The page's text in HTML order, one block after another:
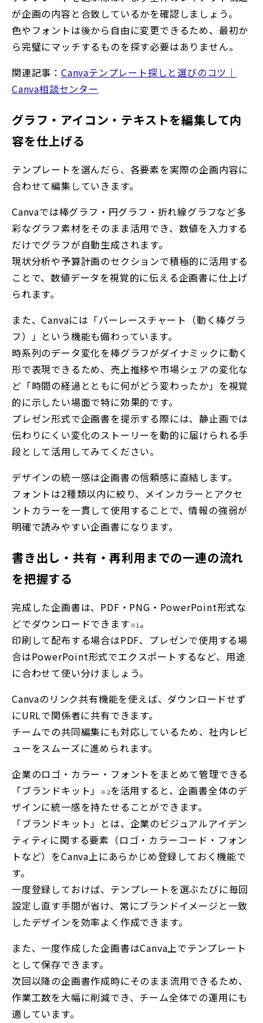
が企画の内容と合致しているかを確認しましょう。
色やフォントは後から自由に変更できるため、最初か
ら完璧にマッチするものを探す必要はありません。
関連記事： Canvaテンプレート探しと選びのコツ｜
Canva相談センター
グラフ・アイコン・テキストを編集して内
容を仕上げる
テンプレートを選んだら、各要素を実際の企画内容に
合わせて編集していきます。
Canvaでは棒グラフ・円グラフ・折れ線グラフなど多
彩なグラフ素材をそのまま活用でき、数値を入力する
だけでグラフが自動生成されます。
現状分析や予算計画のセクションで積極的に活用する
ことで、数値データを視覚的に伝える企画書に仕上げ
られます。
また、Canvaには「バーレースチャート（動く棒グラ
フ）」という機能も備わっています。
時系列のデータ変化を棒グラフがダイナミックに動く
形で表現できるため、売上推移や市場シェアの変化な
ど「時間の経過とともに何がどう変わったか」を視覚
的に示したい場面で特に効果的です。
プレゼン形式で企画書を提示する際には、静止画では
伝わりにくい変化のストーリーを動的に届けられる手
段として活用してみてください。
デザインの統一感は企画書の信頼感に直結します。
フォントは2種類以内に絞り、メインカラーとアクセ
ントカラーを一貫して使用することで、情報の強弱が
明確で読みやすい企画書になります。
書き出し・共有・再利用までの一連の流れ
を把握する
完成した企画書は、PDF・PNG・PowerPoint形式な
どでダウンロードできます ※1。
印刷して配布する場合はPDF、プレゼンで使用する場
合はPowerPoint形式でエクスポートするなど、用途
に合わせて使い分けましょう。
Canvaのリンク共有機能を使えば、ダウンロードせず
にURLで関係者に共有できます。
チームでの共同編集にも対応しているため、社内レビ
ューをスムーズに進められます。
企業のロゴ・カラー・フォントをまとめて管理できる
「ブランドキット」
※2を活用すると、企画書全体のデ
ザインに統一感を持たせることができます。
「ブランドキット」とは、企業のビジュアルアイデン
ティティに関する要素（ロゴ・カラーコード・フォン
トなど）をCanva上にあらかじめ登録しておく機能で
す。
一度登録しておけば、テンプレートを選ぶたびに毎回
設定し直す手間が省け、常にブランドイメージと一致
したデザインを効率よく作成できます。
また、一度作成した企画書はCanva上でテンプレート
として保存できます。
次回以降の企画書作成時にそのまま流用できるため、
作業工数を大幅に削減でき、チーム全体での運用にも
適しています。